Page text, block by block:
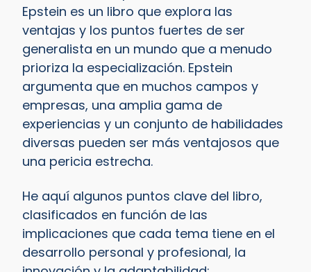
Epstein es un libro que explora las
ventajas y los puntos fuertes de ser
generalista en un mundo que a menudo
prioriza la especialización. Epstein
argumenta que en muchos campos y
empresas, una amplia gama de
experiencias y un conjunto de habilidades
diversas pueden ser más ventajosos que
una pericia estrecha.
He aquí algunos puntos clave del libro,
clasificados en función de las
implicaciones que cada tema tiene en el
desarrollo personal y profesional, la